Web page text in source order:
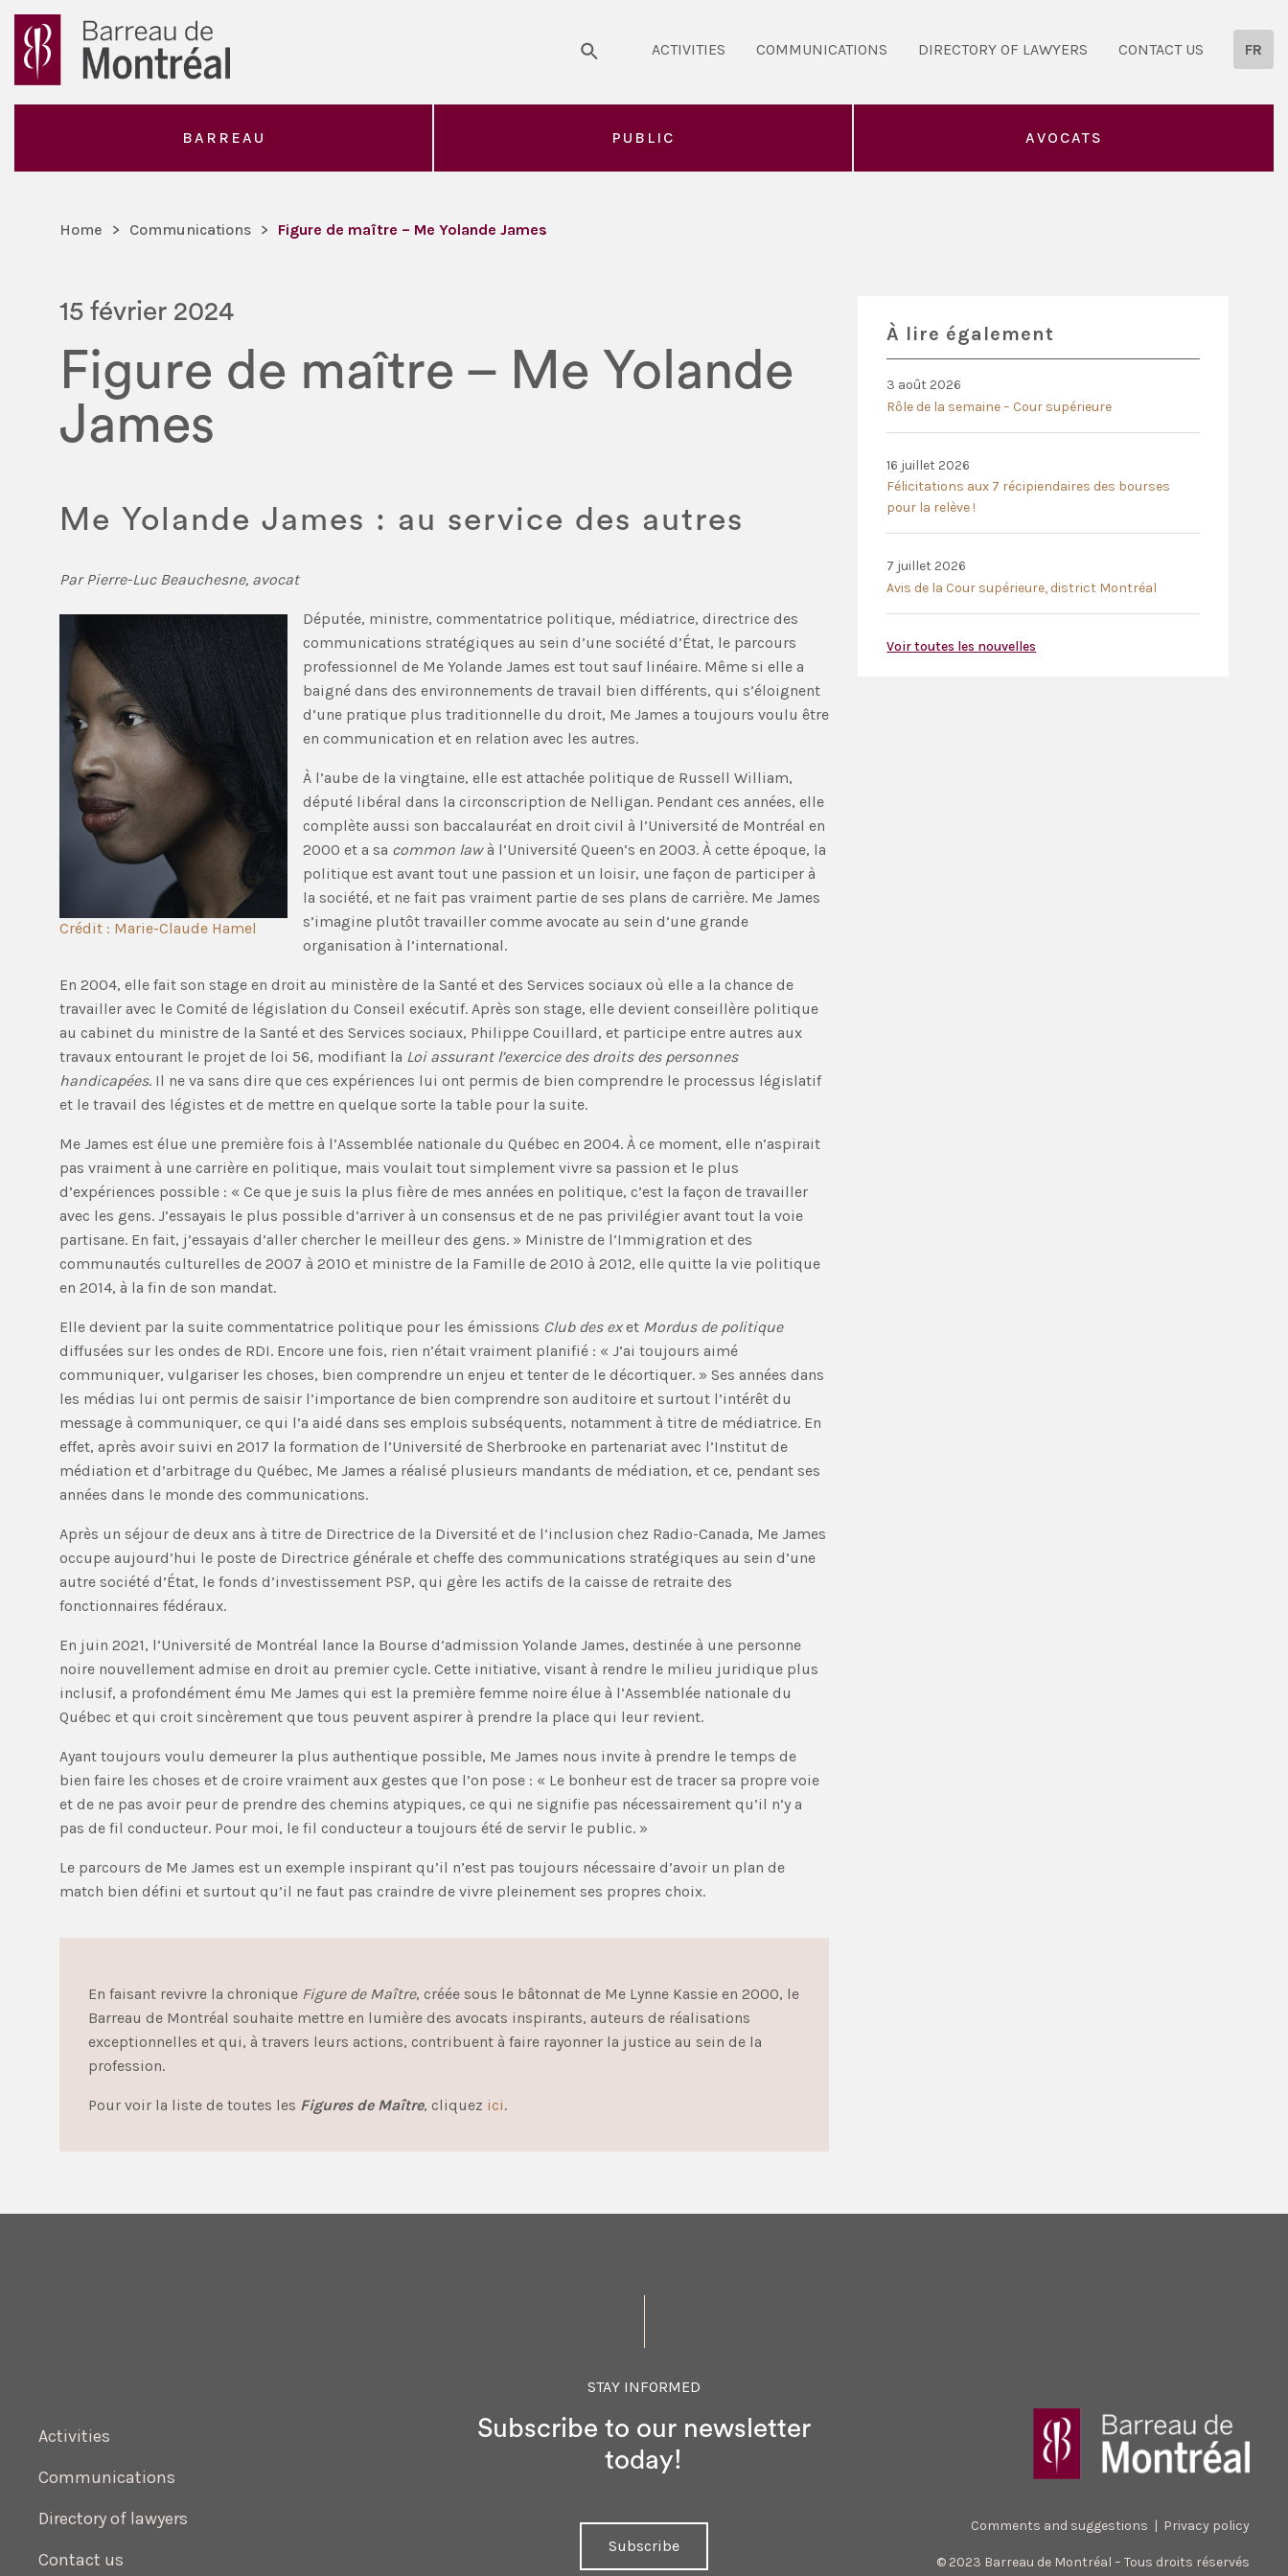
ACTIVITIES COMMUNICATIONS DIRECTORY OF LAWYERS CONTACT US FR
BARREAU PUBLIC AVOCATS
Home > Communications > Figure de maître – Me Yolande James
15 février 2024
Figure de maître – Me Yolande
James
Me Yolande James : au service des autres
Par Pierre-Luc Beauchesne, avocat
Crédit : Marie-Claude Hamel
Députée, ministre, commentatrice politique, médiatrice, directrice des
communications stratégiques au sein d’une société d’État, le parcours
professionnel de Me Yolande James est tout sauf linéaire. Même si elle a
baigné dans des environnements de travail bien différents, qui s’éloignent
d’une pratique plus traditionnelle du droit, Me James a toujours voulu être
en communication et en relation avec les autres.
À l’aube de la vingtaine, elle est attachée politique de Russell William,
député libéral dans la circonscription de Nelligan. Pendant ces années, elle
complète aussi son baccalauréat en droit civil à l’Université de Montréal en
2000 et a sa common lawà l’Université Queen’s en 2003. À cette époque, la
politique est avant tout une passion et un loisir, une façon de participer à
la société, et ne fait pas vraiment partie de ses plans de carrière. Me James
s’imagine plutôt travailler comme avocate au sein d’une grande
organisation à l’international.
En 2004, elle fait son stage en droit au ministère de la Santé et des Services sociaux où elle a la chance de
travailler avec le Comité de législation du Conseil exécutif. Après son stage, elle devient conseillère politique
au cabinet du ministre de la Santé et des Services sociaux, Philippe Couillard, et participe entre autres aux
travaux entourant le projet de loi 56, modifiant la Loi assurant l’exercice des droits des personnes
handicapées. Il ne va sans dire que ces expériences lui ont permis de bien comprendre le processus législatif
et le travail des légistes et de mettre en quelque sorte la table pour la suite.
Me James est élue une première fois à l’Assemblée nationale du Québec en 2004. À ce moment, elle n’aspirait
pas vraiment à une carrière en politique, mais voulait tout simplement vivre sa passion et le plus
d’expériences possible : « Ce que je suis la plus fière de mes années en politique, c’est la façon de travailler
avec les gens. J’essayais le plus possible d’arriver à un consensus et de ne pas privilégier avant tout la voie
partisane. En fait, j’essayais d’aller chercher le meilleur des gens. » Ministre de l’Immigration et des
communautés culturelles de 2007 à 2010 et ministre de la Famille de 2010 à 2012, elle quitte la vie politique
en 2014, à la fin de son mandat.
Elle devient par la suite commentatrice politique pour les émissions Club des exet Mordus de politique
diffusées sur les ondes de RDI. Encore une fois, rien n’était vraiment planifié : « J’ai toujours aimé
communiquer, vulgariser les choses, bien comprendre un enjeu et tenter de le décortiquer. » Ses années dans
les médias lui ont permis de saisir l’importance de bien comprendre son auditoire et surtout l’intérêt du
message à communiquer, ce qui l’a aidé dans ses emplois subséquents, notamment à titre de médiatrice. En
effet, après avoir suivi en 2017 la formation de l’Université de Sherbrooke en partenariat avec l’Institut de
médiation et d’arbitrage du Québec, Me James a réalisé plusieurs mandants de médiation, et ce, pendant ses
années dans le monde des communications.
Après un séjour de deux ans à titre de Directrice de la Diversité et de l’inclusion chez Radio-Canada, Me James
occupe aujourd’hui le poste de Directrice générale et cheffe des communications stratégiques au sein d’une
autre société d’État, le fonds d’investissement PSP, qui gère les actifs de la caisse de retraite des
fonctionnaires fédéraux.
En juin 2021, l’Université de Montréal lance la Bourse d’admission Yolande James, destinée à une personne
noire nouvellement admise en droit au premier cycle. Cette initiative, visant à rendre le milieu juridique plus
inclusif, a profondément ému Me James qui est la première femme noire élue à l’Assemblée nationale du
Québec et qui croit sincèrement que tous peuvent aspirer à prendre la place qui leur revient.
Ayant toujours voulu demeurer la plus authentique possible, Me James nous invite à prendre le temps de
bien faire les choses et de croire vraiment aux gestes que l’on pose : « Le bonheur est de tracer sa propre voie
et de ne pas avoir peur de prendre des chemins atypiques, ce qui ne signifie pas nécessairement qu’il n’y a
pas de fil conducteur. Pour moi, le fil conducteur a toujours été de servir le public. »
Le parcours de Me James est un exemple inspirant qu’il n’est pas toujours nécessaire d’avoir un plan de
match bien défini et surtout qu’il ne faut pas craindre de vivre pleinement ses propres choix.
En faisant revivre la chronique Figure de Maître, créée sous le bâtonnat de Me Lynne Kassie en 2000, le
Barreau de Montréal souhaite mettre en lumière des avocats inspirants, auteurs de réalisations
exceptionnelles et qui, à travers leurs actions, contribuent à faire rayonner la justice au sein de la
profession.
Pour voir la liste de toutes les Figures de Maître, cliquez ici.
À lire également
3 août 2026
Rôle de la semaine – Cour supérieure
16 juillet 2026
Félicitations aux 7 récipiendaires des bourses
pour la relève !
7 juillet 2026
Avis de la Cour supérieure, district Montréal
Voir toutes les nouvelles
Activities
Communications
Directory of lawyers
Contact us
STAY INFORMED
Subscribe to our newsletter
today!
Subscribe
Comments and suggestions Privacy policy
© 2023 Barreau de Montréal – Tous droits réservés